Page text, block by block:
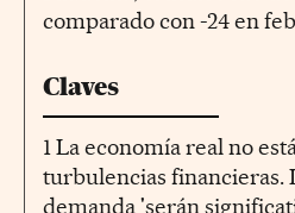
comparado con -24 en
Claves
1 La economía real no
turbulencias financieras.
demanda 'serán